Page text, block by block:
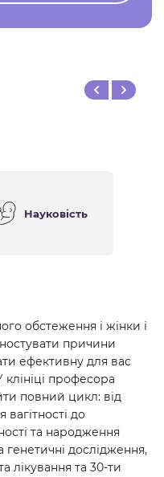
Науковість
обстеження і жінки і
причини
ефективну для вас
професора
повний цикл: від
до
та народження
генетичні дослідження,
лікування та 30-ти